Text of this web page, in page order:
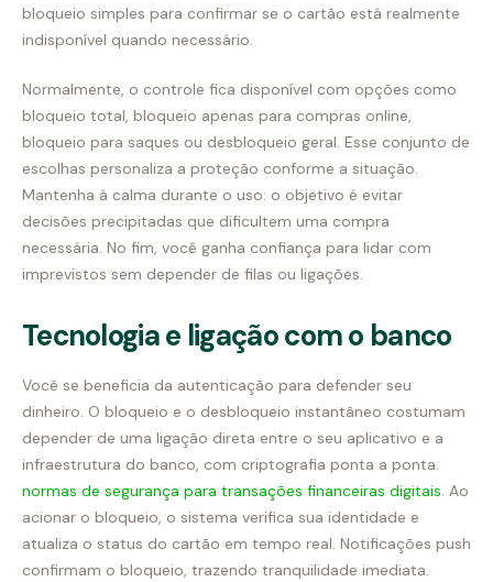
bloqueio simples para confirmar se o cartão está realmente
indisponível quando necessário.
Normalmente, o controle fica disponível com opções como
bloqueio total, bloqueio apenas para compras online,
bloqueio para saques ou desbloqueio geral. Esse conjunto de
escolhas personaliza a proteção conforme a situação.
Mantenha à calma durante o uso: o objetivo é evitar
decisões precipitadas que dificultem uma compra
necessária. No fim, você ganha confiança para lidar com
imprevistos sem depender de filas ou ligações.
Tecnologia e ligação com o banco
Você se beneficia da autenticação para defender seu
dinheiro. O bloqueio e o desbloqueio instantâneo costumam
depender de uma ligação direta entre o seu aplicativo e a
infraestrutura do banco, com criptografia ponta a ponta.
normas de segurança para transações financeiras digitais. Ao
acionar o bloqueio, o sistema verifica sua identidade e
atualiza o status do cartão em tempo real. Notificações push
confirmam o bloqueio, trazendo tranquilidade imediata.